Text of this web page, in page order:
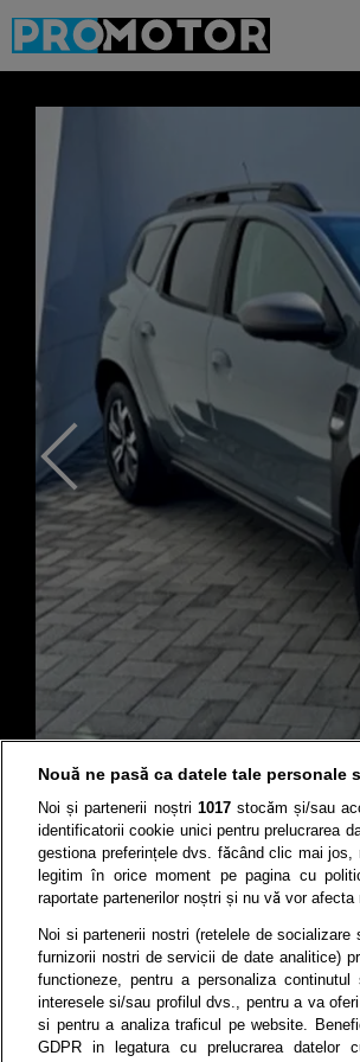
Termeni si
Toate
Nouă ne pasă ca datele tale personale
Noi și partenerii noștri 1017stocăm și/sau
identificatorii cookie unici pentru prelucrarea
gestiona preferințele dvs. făcând clic mai
legitim în orice moment pe pagina cu
raportate partenerilor noștri și nu vă vor afecta
Noi si partenerii nostri (retelele de
furnizorii nostri de servicii de date analitice)
functioneze, pentru a personaliza
interesele si/sau profilul dvs., pentru a va
si pentru a analiza traficul pe website.
GDPR in legatura cu prelucrarea datelor